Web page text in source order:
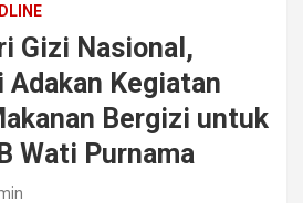
Gizi Nasional,
Adakan Kegiatan
Bergizi untuk
Wati Purnama